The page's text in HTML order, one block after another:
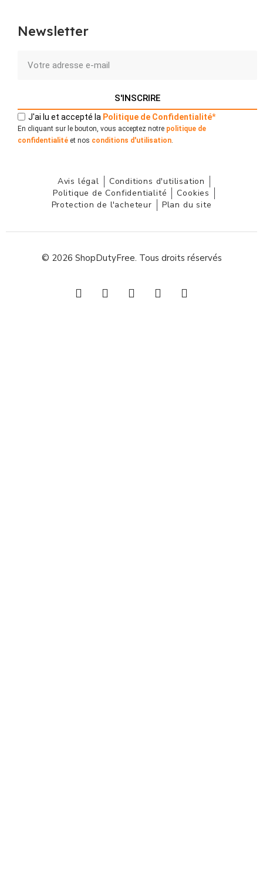
Newsletter
S'INSCRIRE
J'ai lu et accepté la Politique de Confidentialité*
En cliquant sur le bouton, vous acceptez notre politique de
confidentialité et nos conditions d'utilisation
Avis légal
Conditions d'utilisation
Politique de Confidentialité
Cookies
Protection de l'acheteur
Plan du site
© 2026 ShopDutyFree. Tous droits réservés